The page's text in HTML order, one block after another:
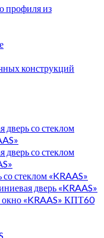
профиля из
конструкций
дверь со стеклом
дверь со стеклом
стеклом «KRAAS»
дверь «KRAAS»
окно «KRAAS» КПТ60